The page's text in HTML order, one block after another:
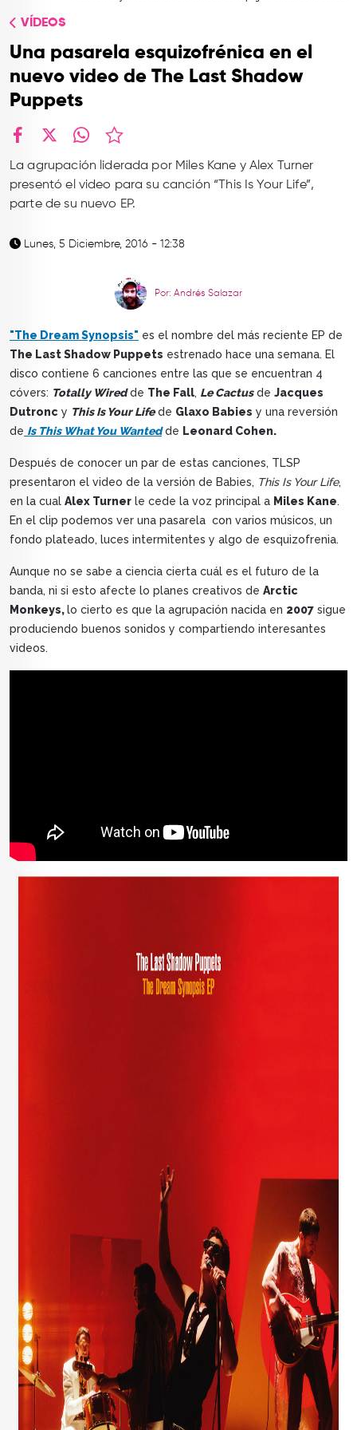
CONTACTO
VÍDEOS
Una pasarela esquizofrénica en el
nuevo video de The Last Shadow
Puppets
La agrupación liderada por Miles Kane y Alex Turner
presentó el video para su canción “This Is Your Life”,
parte de su nuevo EP.
Lunes, 5 Diciembre, 2016 - 12:38
Por: Andrés Salazar
"The Dream Synopsis" es el nombre del más reciente EP de
The Last Shadow Puppets estrenado hace una semana. El
disco contiene 6 canciones entre las que se encuentran 4
cóvers: Totally Wiredde The Fall, Le Cactusde Jacques
Dutronc y This Is Your Lifede Glaxo Babies y una reversión
de Is This What You Wantedde Leonard Cohen.
Después de conocer un par de estas canciones, TLSP
presentaron el video de la versión de Babies, This Is Your Life,
en la cual Alex Turner le cede la voz principal a Miles Kane.
En el clip podemos ver una pasarela con varios músicos, un
fondo plateado, luces intermitentes y algo de esquizofrenia.
Aunque no se sabe a ciencia cierta cuál es el futuro de la
banda, ni si esto afecte lo planes creativos de Arctic
Monkeys,lo cierto es que la agrupación nacida en 2007 sigue
produciendo buenos sonidos y compartiendo interesantes
videos.